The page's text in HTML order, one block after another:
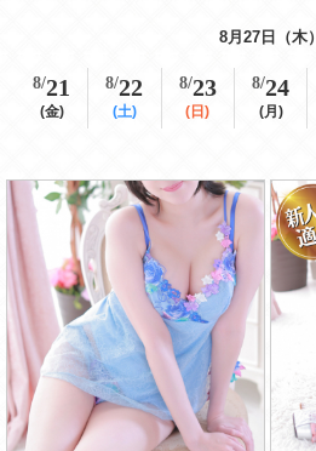
8月27日（木）
8/21
(金)
8/22
(土)
8/23
(日)
8/24
(月)